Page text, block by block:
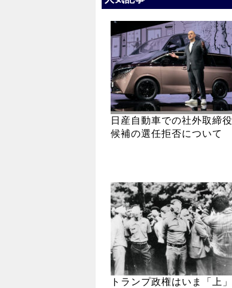
日産自動車での社外取締役
候補の選任拒否について
トランプ政権はいま「上」